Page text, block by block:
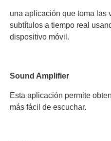
una aplicación que toma las
subtítulos a tiempo real
dispositivo móvil.
Sound Amplifier
Esta aplicación permite
más fácil de escuchar.